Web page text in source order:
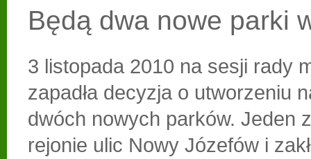
Będą dwa nowe parki
3 listopada 2010 na sesji rady
zapadła decyzja o utworzeniu
dwóch nowych parków. Jeden
rejonie ulic Nowy Józefów i